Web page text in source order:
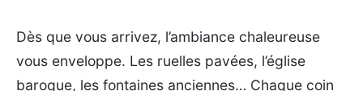
Dès que vous arrivez, l’ambiance chaleureuse
vous enveloppe. Les ruelles pavées, l’église
baroque, les fontaines anciennes… Chaque coin